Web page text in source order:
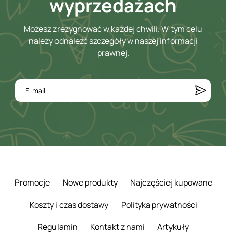
wyprzedażach
Możesz zrezygnować w każdej chwili. W tym celu
należy odnaleźć szczegóły w naszej informacji
prawnej.
Promocje Nowe produkty
Najczęściej kupowane
Koszty i czas dostawy
Polityka prywatności
Regulamin
Kontakt z nami
Artykuły